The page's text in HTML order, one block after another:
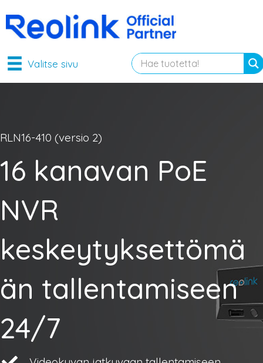
Valitse sivu
RLN16-410 (versio 2)
16 kanavan PoE
NVR
keskeytyksettömä
än tallentamiseen
24/7